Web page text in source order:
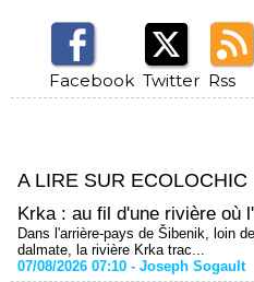
Facebook Twitter Rss
A LIRE SUR ECOLOCHIC
Krka : au fil d'une rivière où
Dans l'arrière-pays de Šibenik, loin
dalmate, la rivière Krka trac...
07/08/2026 07:10 - Joseph Sogault